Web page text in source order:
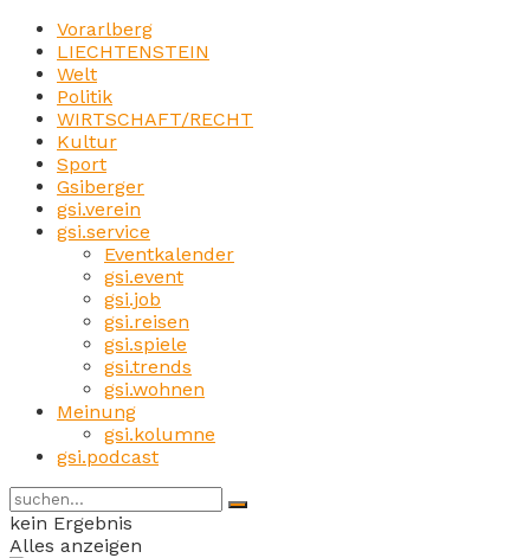
Vorarlberg
LIECHTENSTEIN
Welt
Politik
WIRTSCHAFT/RECHT
Kultur
Sport
Gsiberger
gsi.verein
gsi.service
Eventkalender
gsi.event
gsi.job
gsi.reisen
gsi.spiele
gsi.trends
gsi.wohnen
Meinung
gsi.kolumne
gsi.podcast
kein Ergebnis
Alles anzeigen